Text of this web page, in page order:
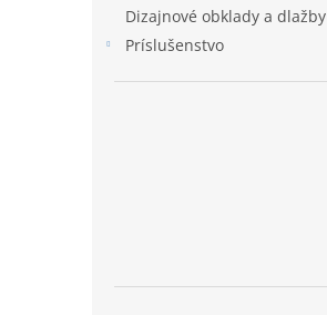
Dizajnové obklady a dlažby
Príslušenstvo